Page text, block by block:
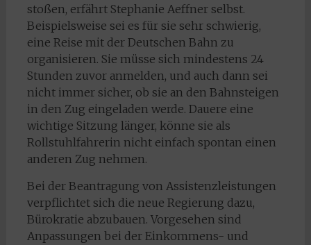
stoßen, erfährt Stephanie Aeffner selbst.
Beispielsweise sei es für sie sehr schwierig,
eine Reise mit der Deutschen Bahn zu
organisieren. Sie müsse sich mindestens 24
Stunden zuvor anmelden, und auch dann sei
nicht immer sicher, ob sie an den Bahnsteigen
in den Zug eingeladen werde. Dauere eine
wichtige Sitzung länger, könne sie als
Rollstuhlfahrerin nicht einfach spontan einen
anderen Zug nehmen.
Bei der Beantragung von Assistenzleistungen
verpflichtet sich die neue Regierung dazu,
Bürokratie abzubauen. Vorgesehen sind
Anpassungen bei der Einkommens- und